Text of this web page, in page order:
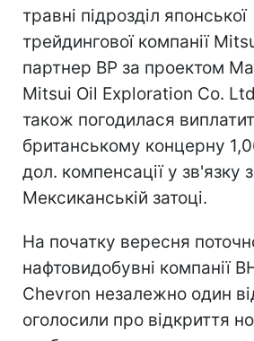
травні підрозділ японської
трейдингової компанії
партнер BP за проектом
Mitsui Oil Exploration Co.
також погодилася
британському концерну
дол. компенсації у зв'язку
Мексиканській затоці.
На початку вересня
нафтовидобувні компанії
Chevron незалежно один
оголосили про відкриття